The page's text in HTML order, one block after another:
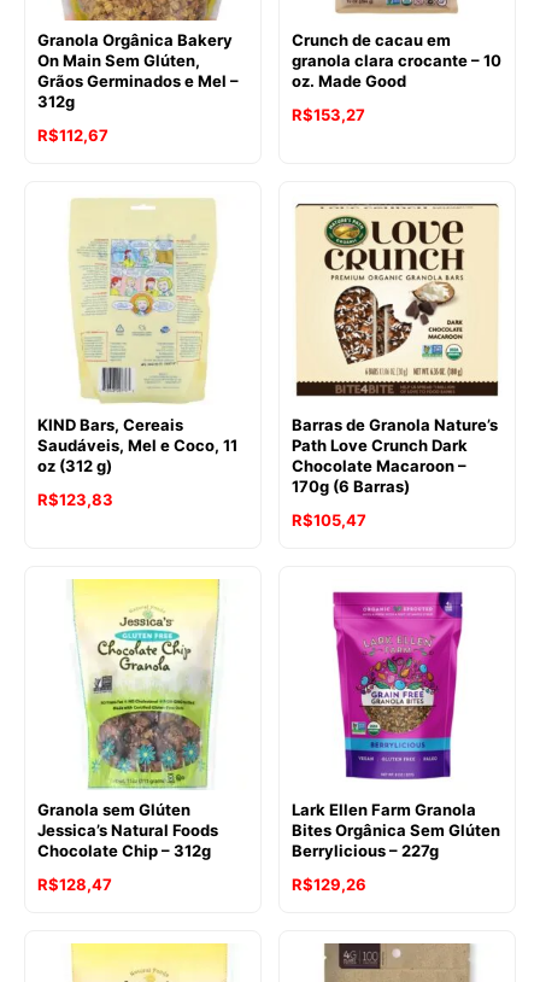
Granola Orgânica Bakery
On Main Sem Glúten,
Grãos Germinados e Mel –
312g
R$112,67
Crunch de cacau em
granola clara crocante – 10
oz. Made Good
O
era:
R$161,21.
R$153,27O
é:
R$153,27.
KIND Bars, Cereais
Saudáveis, Mel e Coco, 11
oz (312 g)
R$123,83
Barras de Granola Nature’s
Path Love Crunch Dark
Chocolate Macaroon –
170g (6 Barras)
R$105,47
Granola sem Glúten
Jessica’s Natural Foods
Chocolate Chip – 312g
R$128,47
Lark Ellen Farm Granola
Bites Orgânica Sem Glúten
Berrylicious – 227g
O
original
R$129,26
atual
é: